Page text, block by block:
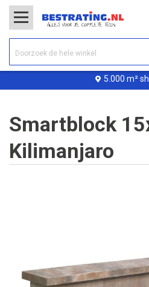
5.000 m²
Smartblock
Kilimanjaro